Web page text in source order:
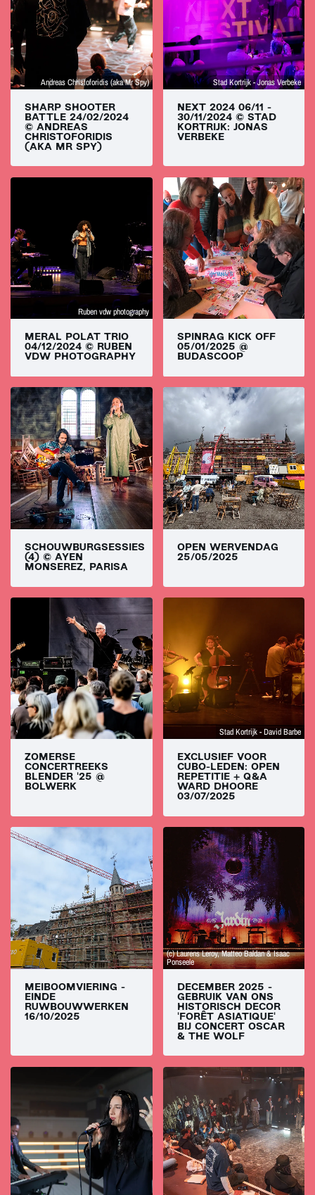
Andreas Christoforidis (aka Mr Spy)
SHARP SHOOTER
BATTLE 24/02/2024
© ANDREAS
CHRISTOFORIDIS
(AKA MR SPY)
Stad Kortrijk - Jonas Verbeke
NEXT 2024 06/11 -
30/11/2024 © STAD
KORTRIJK: JONAS
VERBEKE
Ruben vdw photography
MERAL POLAT TRIO
04/12/2024 © RUBEN
VDW PHOTOGRAPHY
SPINRAG KICK OFF
05/01/2025 @
BUDASCOOP
SCHOUWBURGSESSIES
(4) © AYEN
MONSEREZ, PARISA
OPEN WERVENDAG
25/05/2025
ZOMERSE
CONCERTREEKS
BLENDER '25 @
BOLWERK
Stad Kortrijk - David Barbe
EXCLUSIEF VOOR
CUBO-LEDEN: OPEN
REPETITIE + Q&A
WARD DHOORE
03/07/2025
MEIBOOMVIERING -
EINDE
RUWBOUWWERKEN
16/10/2025
(c) Laurens Leroy, Matteo Baldan & Isaac
Ponseele
DECEMBER 2025 -
GEBRUIK VAN ONS
HISTORISCH DECOR
'FORÊT ASIATIQUE'
BIJ CONCERT OSCAR
& THE WOLF